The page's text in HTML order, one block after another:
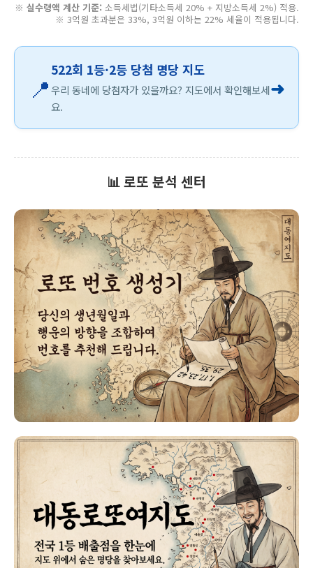
※ 실수령액 계산 기준: 소득세법(기타소득세 20% + 지방소득세 2%) 적용.
※ 3억원 초과분은 33%, 3억원 이하는 22% 세율이 적용됩니다.
📍
522회 1등·2등 당첨 명당 지도
우리 동네에 당첨자가 있을까요? 지도에서 확인해보세
요.
➜
📊 로또 분석 센터